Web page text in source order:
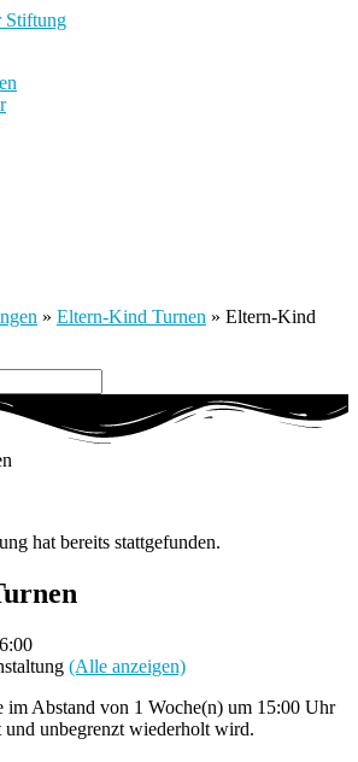
» Eltern-Kind Turnen » Eltern-Kind
hat bereits stattgefunden.
(Alle anzeigen)
im Abstand von 1 Woche(n) um 15:00 Uhr
und unbegrenzt wiederholt wird.